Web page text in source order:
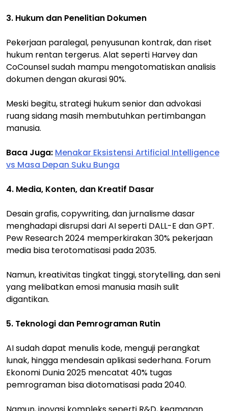
3. Hukum dan Penelitian Dokumen
Pekerjaan paralegal, penyusunan kontrak, dan riset
hukum rentan tergerus. Alat seperti Harvey dan
CoCounsel sudah mampu mengotomatiskan analisis
dokumen dengan akurasi 90%.
Meski begitu, strategi hukum senior dan advokasi
ruang sidang masih membutuhkan pertimbangan
manusia.
Baca Juga: Menakar Eksistensi Artificial Intelligence
vs Masa Depan Suku Bunga
4. Media, Konten, dan Kreatif Dasar
Desain grafis, copywriting, dan jurnalisme dasar
menghadapi disrupsi dari AI seperti DALL-E dan GPT.
Pew Research 2024 memperkirakan 30% pekerjaan
media bisa terotomatisasi pada 2035.
Namun, kreativitas tingkat tinggi, storytelling, dan seni
yang melibatkan emosi manusia masih sulit
digantikan.
5. Teknologi dan Pemrograman Rutin
AI sudah dapat menulis kode, menguji perangkat
lunak, hingga mendesain aplikasi sederhana. Forum
Ekonomi Dunia 2025 mencatat 40% tugas
pemrograman bisa diotomatisasi pada 2040.